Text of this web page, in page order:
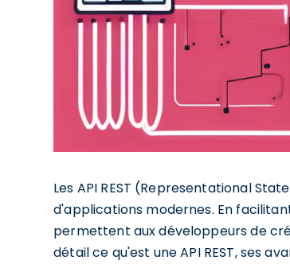
Les API REST (Representational
d'applications modernes. En
permettent aux développeurs de
détail ce qu'est une API REST, ses